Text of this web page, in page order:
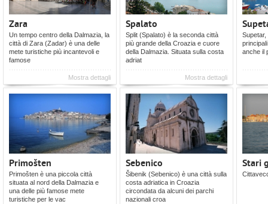
Zara
Un tempo centro della Dalmazia, la
città di Zara (Zadar) è una delle
mete turistiche più incantevoli e
famose
Mostra dettagli
Spalato
Split (Spalato) è la seconda città
più grande della Croazia e cuore
della Dalmazia. Situata sulla costa
adriat
Mostra dettagli
Supetar,
anche il
Primošten
Primošten è una piccola città
situata al nord della Dalmazia e
una delle più famose mete
turistiche per le vac
Sebenico
Šibenik (Sebenico) è una città sulla
costa adriatica in Croazia
circondata da alcuni dei parchi
nazionali croa
Stari